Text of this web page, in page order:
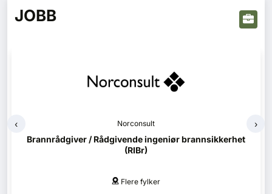
JOBB
Norconsult
Brannrådgiver / Rådgivende ingeniør brannsikkerhet
(RIBr)
Flere fylker
Norconsult
Konstruksjonsteknikk (RIB) - Helgeland
Mo i Rana, Mosjøen
‹ ›